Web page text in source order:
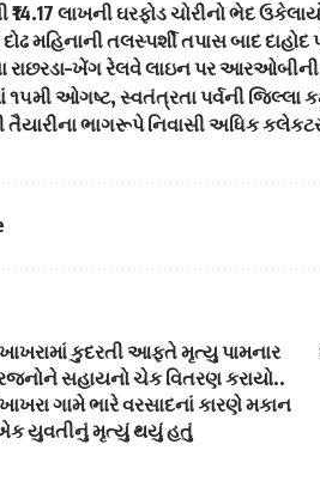
₹14.17 લાખની ઘરફોડ ચોરીનો ભેદ
મહિનાની તલસ્પર્શી તપાસ બાદ
રાછરડા–ખેંગ રેલવે લાઇન પર
૧૫મી ઓગષ્ટ, સ્વતંત્રતા પર્વની
ભાગરૂપે નિવાસી અધિક
ખાખરામાં કુદરતી આફતે મૃત્યુ પામનાર
સહાયનો ચેક વિતરણ કરાયો..
ગામે ભારે વરસાદનાં કારણે મકાન
એક યુવતીનું મૃત્યું થયું હતું